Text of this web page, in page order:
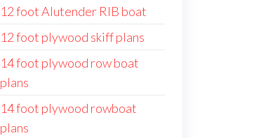
12 foot Alutender RIB boat
12 foot plywood skiff plans
14 foot plywood row boat
plans
14 foot plywood rowboat
plans